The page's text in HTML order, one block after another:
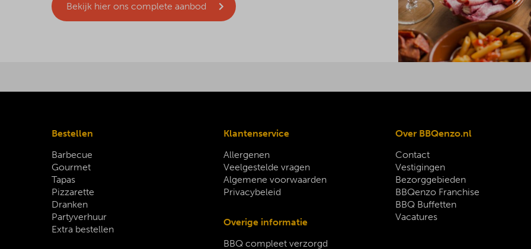
Bekijk hier ons complete aanbod
Bestellen
Barbecue
Gourmet
Tapas
Pizzarette
Dranken
Partyverhuur
Extra bestellen
Klantenservice
Allergenen
Veelgestelde vragen
Algemene voorwaarden
Privacybeleid
Overige informatie
BBQ compleet verzorgd
Over BBQenzo.nl
Contact
Vestigingen
Bezorggebieden
BBQenzo Franchise
BBQ Buffetten
Vacatures